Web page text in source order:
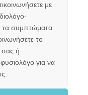
με
τα συμπτώματα
το
σας ή
για να